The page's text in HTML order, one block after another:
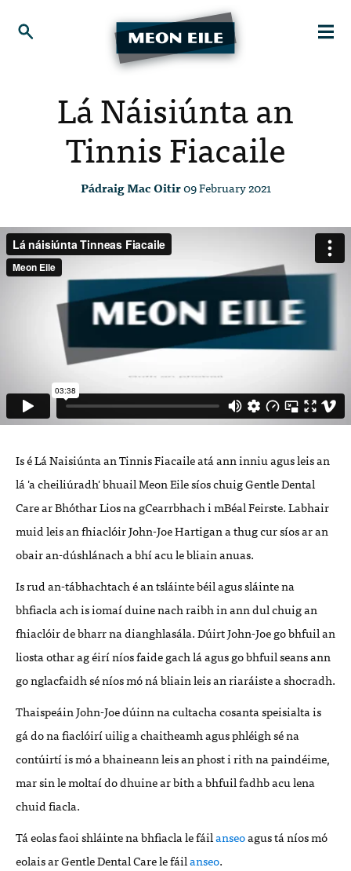
Lá Náisiúnta an
Tinnis Fiacaile
Pádraig Mac Oitir09 February 2021
Is é Lá Naisiúnta an Tinnis Fiacaile atá ann inniu agus leis an
lá 'a cheiliúradh' bhuail Meon Eile síos chuig Gentle Dental
Care ar Bhóthar Lios na gCearrbhach i mBéal Feirste. Labhair
muid leis an fhiaclóir John-Joe Hartigan a thug cur síos ar an
obair an-dúshlánach a bhí acu le bliain anuas.
Is rud an-tábhachtach é an tsláinte béil agus sláinte na
bhfiacla ach is iomaí duine nach raibh in ann dul chuig an
fhiaclóir de bharr na dianghlasála. Dúirt John-Joe go bhfuil an
liosta othar ag éirí níos faide gach lá agus go bhfuil seans ann
go nglacfaidh sé níos mó ná bliain leis an riaráiste a shocradh.
Thaispeáin John-Joe dúinn na cultacha cosanta speisialta is
gá do na fiaclóirí uilig a chaitheamh agus phléigh sé na
contúirtí is mó a bhaineann leis an phost i rith na paindéime,
mar sin le moltaí do dhuine ar bith a bhfuil fadhb acu lena
chuid fiacla.
Tá eolas faoi shláinte na bhfiacla le fáilanseoagus tá níos mó
eolais ar Gentle Dental Care le fáilanseo.